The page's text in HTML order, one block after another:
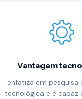
Vantagem
enfatiza em pesquisa
tecnológica e é capaz